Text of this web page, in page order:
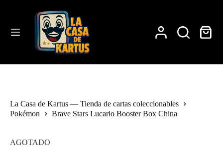
Carro
La Casa de Kartus — Tienda de cartas coleccionables
Pokémon
Brave Stars Lucario Booster Box China
AGOTADO